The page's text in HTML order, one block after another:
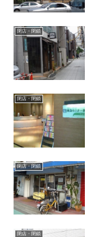
閉店・閉鎖
閉店・閉鎖
閉店・閉鎖
閉店・閉鎖